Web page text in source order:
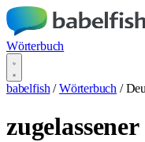
Wörterbuch
babelfish / Wörterbuch /